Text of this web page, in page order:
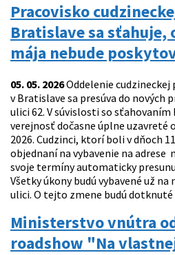
Pracovisko
Bratislave sa sťahuje,
mája nebude
05. 05. 2026Oddelenie
v Bratislave sa presúva do nových
ulici 62. V súvislosti so sťahovaním
verejnosť dočasne úplne uzavreté
2026. Cudzinci, ktorí boli v dňoch
objednaní na vybavenie na adrese
svoje termíny automaticky
Všetky úkony budú vybavené už na
ulici. O tejto zmene budú dotknuté
Ministerstvo vnútra
roadshow "Na